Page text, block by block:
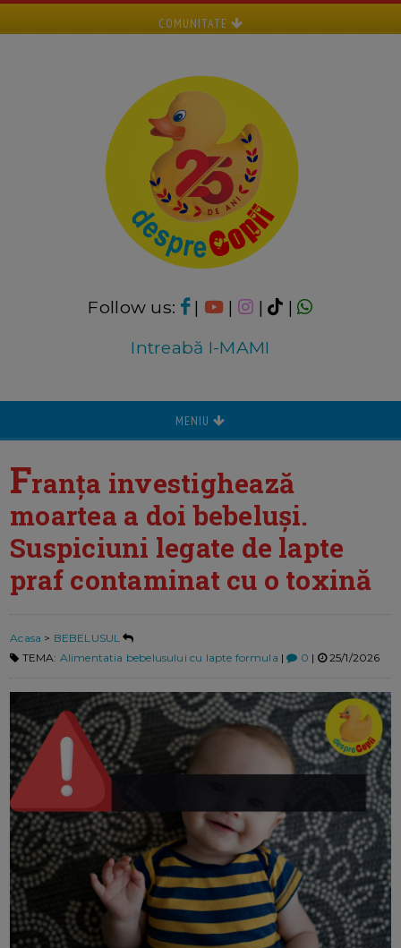
COMUNITATE
Follow us: | | |
|
Intreabă I-MAMI
MENIU
Franța investighează
moartea a doi bebeluși.
Suspiciuni legate de lapte
praf contaminat cu o toxină
Acasa > BEBELUSUL
TEMA: Alimentatia bebelusului cu lapte formula | 0 | 25/1/2026